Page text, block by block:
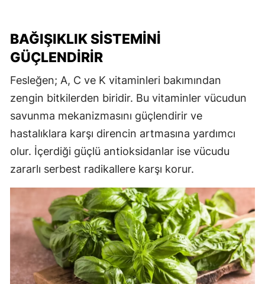
BAĞIŞIKLIK SISTEMINI
GÜÇLENDIRIR
Fesleğen; A, C ve K vitaminleri bakımından
zengin bitkilerden biridir. Bu vitaminler vücudun
savunma mekanizmasını güçlendirir ve
hastalıklara karşı direncin artmasına yardımcı
olur. İçerdiği güçlü antioksidanlar ise vücudu
zararlı serbest radikallere karşı korur.